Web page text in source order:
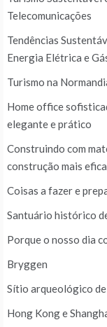
Telecomunicações
Tendências
Energia Elétrica e
Turismo na
Home office
elegante e prático
Construindo com
construção mais
Coisas a fazer e
Santuário histórico
Porque o nosso dia
Bryggen
Sítio arqueológico
Hong Kong e